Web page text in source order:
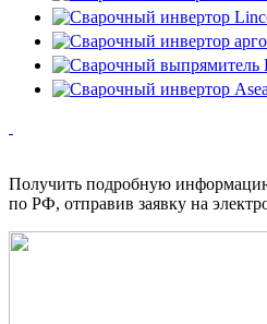
Получить подробную
по РФ, отправив заявку на